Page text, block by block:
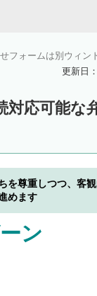
フォームは別ウィン
更新日
対応可能な
を尊重しつつ、客
めます
ン